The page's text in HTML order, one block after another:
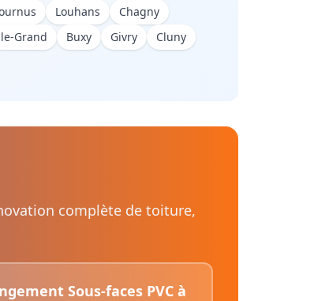
Louhans
Chagny
Grand Buxy Givry
Cluny
complète de toiture,
Sous-faces PVC à